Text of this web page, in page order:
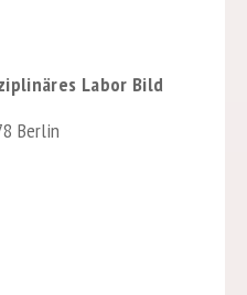
Labor Bild
Berlin